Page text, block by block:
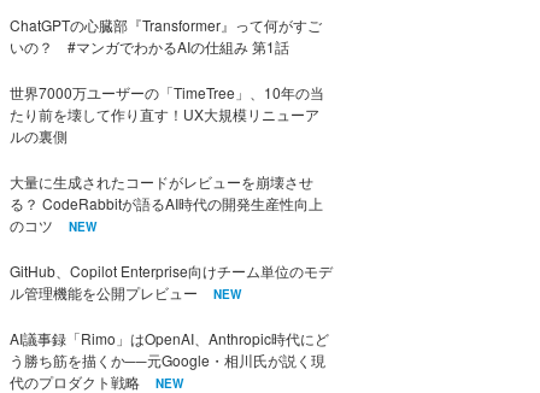
ChatGPTの心臓部『Transformer』って何がすご
いの？ #マンガでわかるAIの仕組み 第1話
世界7000万ユーザーの「TimeTree」、10年の当
たり前を壊して作り直す！UX大規模リニューア
ルの裏側
大量に生成されたコードがレビューを崩壊させ
る？ CodeRabbitが語るAI時代の開発生産性向上
のコツ
NEW
GitHub、Copilot Enterprise向けチーム単位のモデ
ル管理機能を公開プレビュー
NEW
AI議事録「Rimo」はOpenAI、Anthropic時代にど
う勝ち筋を描くか──元Google・相川氏が説く現
代のプロダクト戦略
NEW